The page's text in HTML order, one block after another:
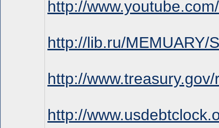
http://
http://lib.ru/MEMUARY/
http://
http://